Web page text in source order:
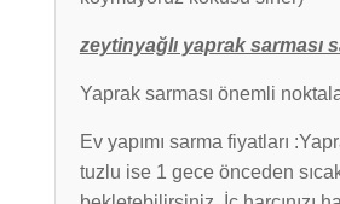
zeytinyağlı yaprak sarması
Yaprak sarması önemli
Ev yapımı sarma fiyatları
tuzlu ise 1 gece önceden